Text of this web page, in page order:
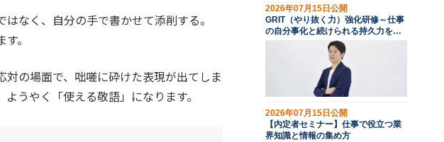
はなく、自分の手で書かせて添削する。
。
対の場面で、咄嗟に砕けた表現が出てしま
うやく「使える敬語」になります。
2026年07月15日公開
GRIT（やり抜く力）強化研修～仕事
の自分事化と続けられる持久力を育
む
2026年07月15日公開
【内定者セミナー】仕事で役立つ業
界知識と情報の集め方